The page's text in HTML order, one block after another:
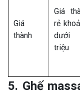
Giá
thành
Giá
rẻ
dưới
triệu
5. Ghế